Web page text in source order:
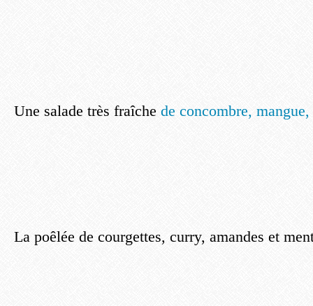
Une salade très fraîche de concombre,
La poêlée de courgettes, curry, amandes et